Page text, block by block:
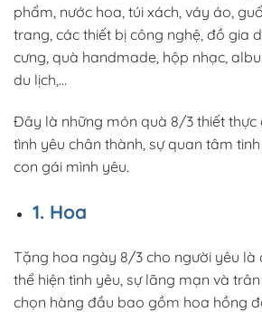
phẩm, nước hoa, túi xách, váy áo,
trang, các thiết bị công nghệ, đồ gia
cưng, quà handmade, hộp nhạc,
du lịch,…
Đây là những món quà 8/3 thiết thực
tình yêu chân thành, sự quan tâm
con gái mình yêu.
1. Hoa
Tặng hoa ngày 8/3 cho người yêu là
thể hiện tình yêu, sự lãng mạn và
chọn hàng đầu bao gồm hoa hồng